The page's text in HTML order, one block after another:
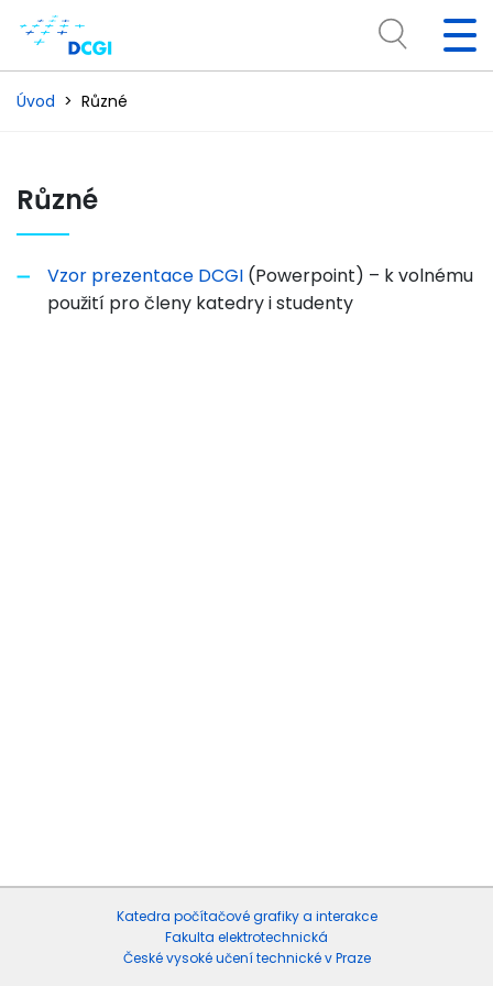
Úvod Různé
Různé
Vzor prezentace DCGI (Powerpoint) – k volnému
použití pro členy katedry i studenty
Katedra počítačové grafiky a interakce
Fakulta elektrotechnická
České vysoké učení technické v Praze